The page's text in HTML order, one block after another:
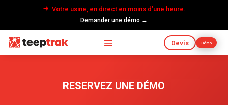
Votre usine, en direct en moins d’une heure.
Demander une démo →
Devis Démo
RESERVEZ UNE DÉMO